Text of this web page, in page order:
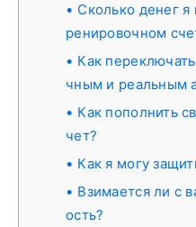
Сколько денег я
ренировочном
Как
чным и реальным
Как пополнить
чет?
Как я могу
Взимается ли с
ость?